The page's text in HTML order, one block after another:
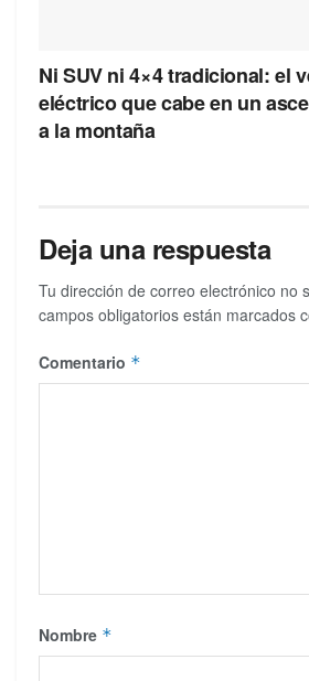
Ni SUV ni 4×4 tradicional: el
eléctrico que cabe en un
a la montaña
Deja una respuesta
Tu dirección de correo electrónico no
campos obligatorios están marcados
Comentario *
Nombre *